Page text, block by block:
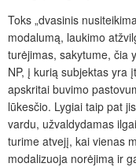
Toks „dvasinis
modalumą, laukimo
turėjimas, sakytume, čia
NP, į kurią subjektas yra
apskritai buvimo
lūkesčio. Lygiai taip pat
vardu, užvaldydamas
turime atvejį, kai vienas
modalizuoja norėjimą ir